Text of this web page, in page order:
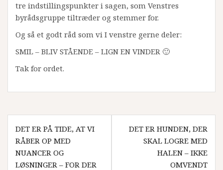
tre indstillingspunkter i sagen, som Venstres
byrådsgruppe tiltræder og stemmer for.
Og så et godt råd som vi I venstre gerne deler:
SMIL – BLIV STÅENDE – LIGN EN VINDER 🙂
Tak for ordet.
Indlægsnavigation
DET ER PÅ TIDE, AT VI
RÅBER OP MED
NUANCER OG
LØSNINGER – FOR DER
DET ER HUNDEN, DER
SKAL LOGRE MED
HALEN – IKKE
OMVENDT